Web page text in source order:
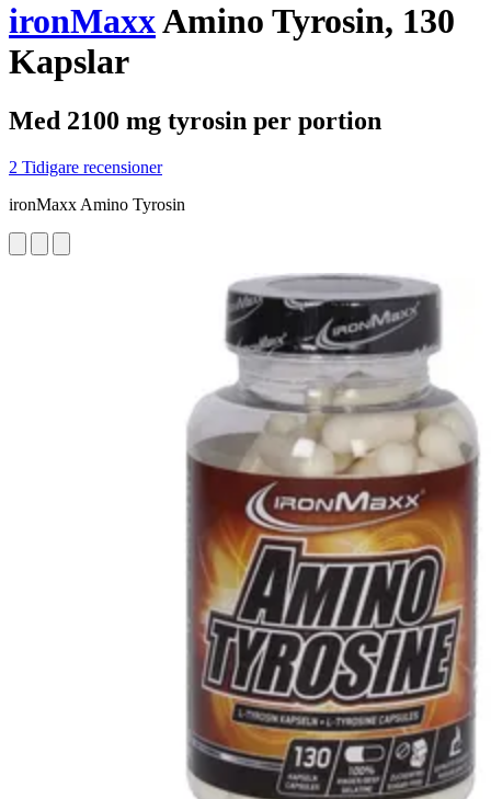
ironMaxxAmino Tyrosin, 130
Kapslar
Med 2100 mg tyrosin per portion
2 Tidigare recensioner
ironMaxx Amino Tyrosin